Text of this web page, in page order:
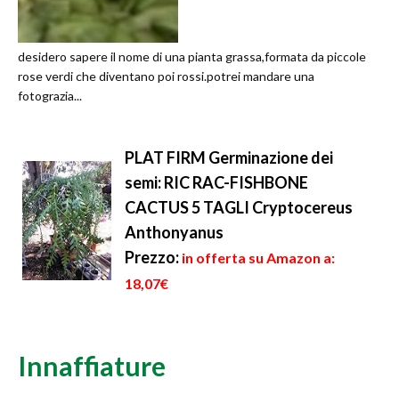
desidero sapere il nome di una pianta grassa,formata da piccole
rose verdi che diventano poi rossi.potrei mandare una
fotograzia...
PLAT FIRM Germinazione dei
semi: RIC RAC-FISHBONE
CACTUS 5 TAGLI Cryptocereus
Anthonyanus
Prezzo: in offerta su Amazon a:
18,07€
Innaffiature